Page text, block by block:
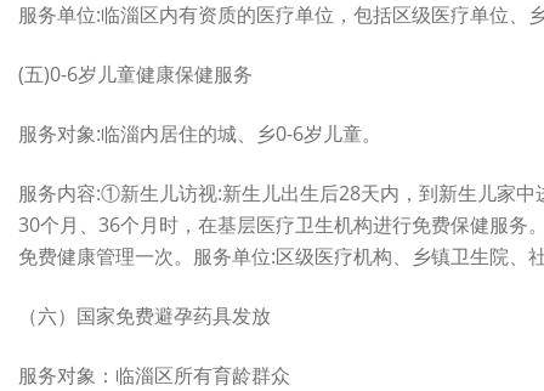
服务单位:临淄区内有资质的医疗单位，包括区级医疗单位、
(五)0-6岁儿童健康保健服务
服务对象:临淄内居住的城、乡0-6岁儿童。
服务内容:①新生儿访视:新生儿出生后28天内，到新生儿家
30个月、36个月时，在基层医疗卫生机构进行免费保健服
免费健康管理一次。服务单位:区级医疗机构、乡镇卫生院、
（六）国家免费避孕药具发放
服务对象：临淄区所有育龄群众